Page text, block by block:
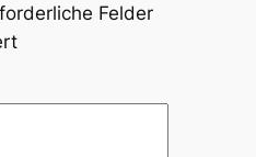
Felder